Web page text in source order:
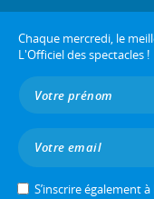
Chaque mercredi, le
L'Officiel des spectacles !
S’inscrire également à